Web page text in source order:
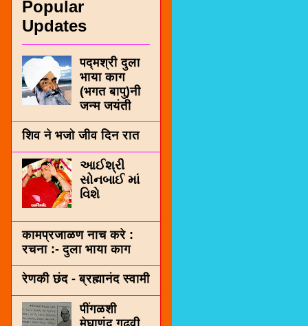
Popular
Updates
पद्मश्री दुला
भाया काग
(भगत बापु)नी
जन्म जयंती
शिव ने भजो जीव दिन रात
આઈશ્રી
સોનબાઈ માં
વિશે
कामप्रजाळण नाच करे :
रचना :- दुला भाया काग
रेणकी छंद - ब्रह्मानंद स्वामी
पींगळशी